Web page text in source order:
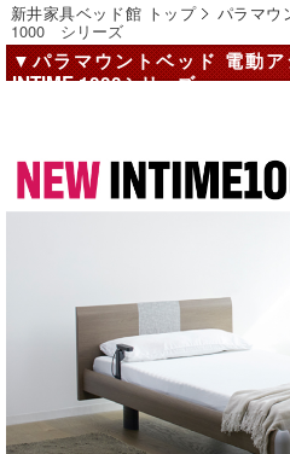
新井家具ベッド館 トップ
パラマウ
1000 シリーズ
▼パラマウントベッド 電動ア
INTIME 1000シリーズ」